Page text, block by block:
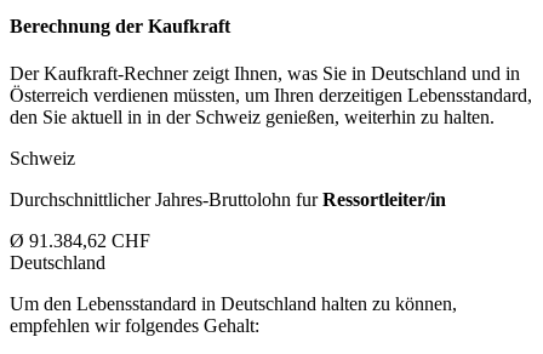
Berechnung der Kaufkraft
Der Kaufkraft-Rechner zeigt Ihnen, was Sie in Deutschland und in
Österreich verdienen müssten, um Ihren derzeitigen Lebensstandard,
den Sie aktuell in in der Schweiz genießen, weiterhin zu halten.
Schweiz
Durchschnittlicher Jahres-Bruttolohn furRessortleiter/in
Ø 91.384,62 CHF
Deutschland
Um den Lebensstandard in Deutschland halten zu können,
empfehlen wir folgendes Gehalt: